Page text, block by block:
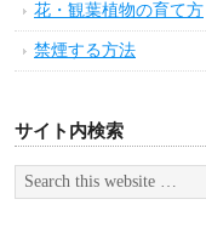
花・観葉植物の育て方
禁煙する方法
サイト内検索